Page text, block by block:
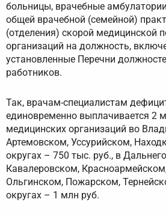
больницы, врачебные
общей врачебной (семейной)
(отделения) скорой медицинской
организаций на должность,
установленные Перечни
работников.
Так, врачам-специалистам
единовременно выплачивается 2
медицинских организаций во
Артемовском, Уссурийском,
округах – 750 тыс. руб., в
Кавалеровском,
Ольгинском, Пожарском,
округах – 1 млн руб.